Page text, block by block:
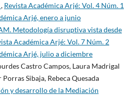
, Revista Académica Arjé: Vol. 4 Núm. 1
Arjé, enero a junio
Metodología disruptiva vista desde
Académica Arjé: Vol. 7 Núm. 2
Arjé, julio a diciembre
Castro Campos, Laura Madrigal
Sibaja, Rebeca Quesada
y desarrollo de la Mediación